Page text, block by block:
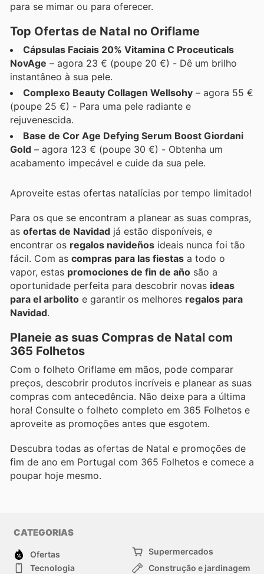
para se mimar ou para oferecer.
Top Ofertas de Natal no Oriflame
Cápsulas Faciais 20% Vitamina C Proceuticals
NovAge – agora 23 € (poupe 20 €) - Dê um brilho
instantâneo à sua pele.
Complexo Beauty Collagen Wellsohy – agora 55 €
(poupe 25 €) - Para uma pele radiante e
rejuvenescida.
Base de Cor Age Defying Serum Boost Giordani
Gold – agora 123 € (poupe 30 €) - Obtenha um
acabamento impecável e cuide da sua pele.
Aproveite estas ofertas natalícias por tempo limitado!
Para os que se encontram a planear as suas compras,
as ofertas de Navidad já estão disponíveis, e
encontrar os regalos navideños ideais nunca foi tão
fácil. Com as compras para las fiestas a todo o
vapor, estas promociones de fin de año são a
oportunidade perfeita para descobrir novas ideas
para el arbolito e garantir os melhores regalos para
Navidad.
Planeie as suas Compras de Natal com
365 Folhetos
Com o folheto Oriflame em mãos, pode comparar
preços, descobrir produtos incríveis e planear as suas
compras com antecedência. Não deixe para a última
hora! Consulte o folheto completo em 365 Folhetos e
aproveite as promoções antes que esgotem.
Descubra todas as ofertas de Natal e promoções de
fim de ano em Portugal com 365 Folhetos e comece a
poupar hoje mesmo.
CATEGORIAS
Ofertas
Supermercados
Tecnologia
Construção e jardinagem